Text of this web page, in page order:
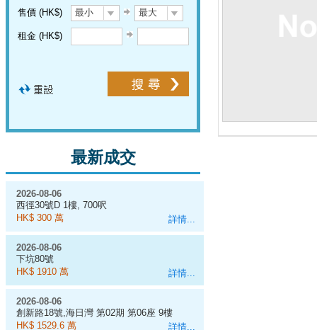
售價 (HK$) 最小 最大
租金 (HK$)
最新成交
詳情...
2026-08-06
西徑30號D 1樓, 700呎
HK$ 300 萬
詳情...
2026-08-06
下坑80號
HK$ 1910 萬
詳情...
2026-08-06
創新路18號,海日灣 第02期 第06座 9樓
D室
HK$ 1529.6 萬